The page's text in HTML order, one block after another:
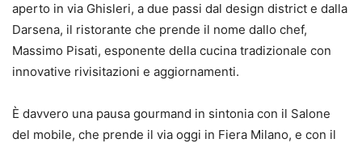
aperto in via Ghisleri, a due passi dal design district e dalla
Darsena, il ristorante che prende il nome dallo chef,
Massimo Pisati, esponente della cucina tradizionale con
innovative rivisitazioni e aggiornamenti.
È davvero una pausa gourmand in sintonia con il Salone
del mobile, che prende il via oggi in Fiera Milano, e con il